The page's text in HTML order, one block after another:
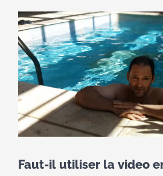
Voir
l'image
agrandie
Faut-il utiliser la video